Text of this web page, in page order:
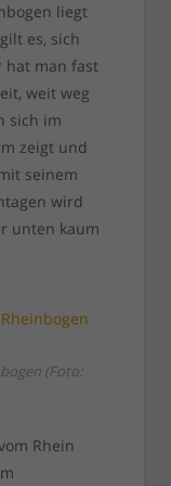
liegt
es, sich
hat man fast
weit weg
sich im
zeigt und
seinem
wird
unten kaum
(Foto:
Rhein